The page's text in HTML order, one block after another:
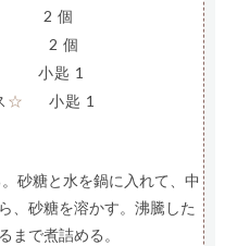
2 個
2 個
小匙 1
☆ 小匙 1
砂糖と水を鍋に入れて、中
、砂糖を溶かす。沸騰した
まで煮詰める。